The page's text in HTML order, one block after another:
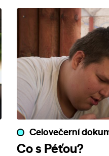
Celovečerní
Co s Péťou?